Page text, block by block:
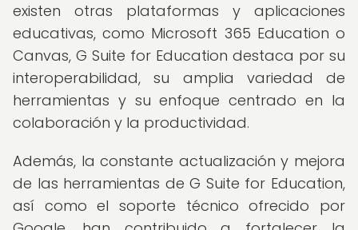
existen otras plataformas y aplicaciones
educativas, como Microsoft 365 Education o
Canvas, G Suite for Education destaca por su
interoperabilidad, su amplia variedad de
herramientas y su enfoque centrado en la
colaboración y la productividad.
Además, la constante actualización y mejora
de las herramientas de G Suite for Education,
así como el soporte técnico ofrecido por